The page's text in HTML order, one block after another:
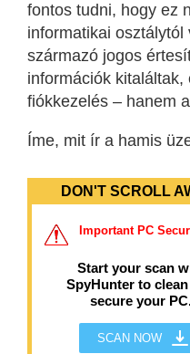
fontos tudni, hogy ez
informatikai osztálytól
származó jogos
információk kitaláltak,
fiókkezelés – hanem
Íme, mit ír a hamis
DON'T SCROLL
Important PC
Start your scan
SpyHunter to
secure your
SCAN NOW